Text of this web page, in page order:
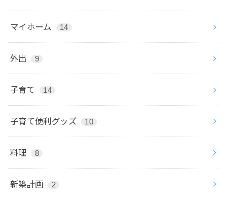
マイホーム 14
外出 9
子育て 14
子育て便利グッズ 10
料理 8
新築計画 2